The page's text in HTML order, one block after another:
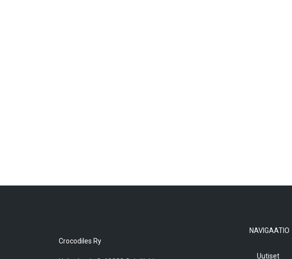
Crocodiles Ry
NAVIGAATIO
Uutiset